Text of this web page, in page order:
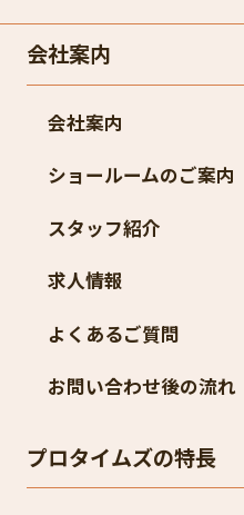
会社案内
会社案内
ショールームのご案内
スタッフ紹介
求人情報
よくあるご質問
お問い合わせ後の流れ
プロタイムズの特長